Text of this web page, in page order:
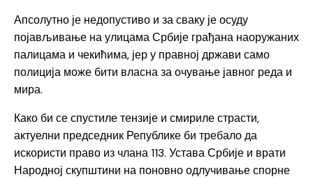
Апсолутно је недопустиво и за сваку је осуду
појављивање на улицама Србије грађана наоружаних
палицама и чекићима, јер у правној држави само
полиција може бити власна за очување јавног реда и
мира.
Како би се спустиле тензије и смириле страсти,
актуелни председник Републике би требало да
искористи право из члана 113. Устава Србије и врати
Народној скупштини на поновно одлучивање спорне